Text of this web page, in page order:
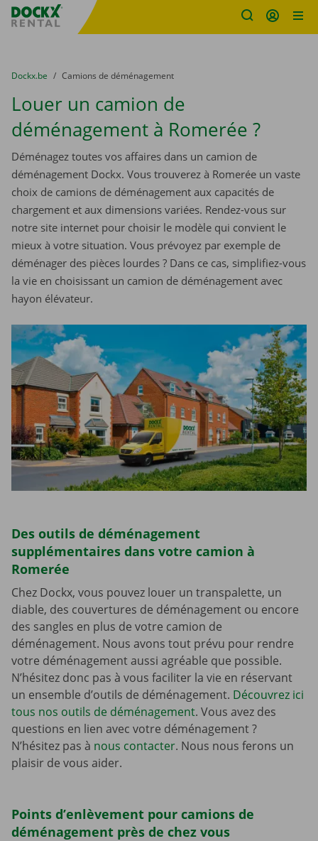
sitename
You are here:
du
Dockx.be to
Camions de déménagement
Louer un camion de
déménagement à Romerée ?
Déménagez toutes vos affaires dans un camion de
déménagement Dockx. Vous trouverez à Romerée un vaste
choix de camions de déménagement aux capacités de
chargement et aux dimensions variées. Rendez-vous sur
notre site internet pour choisir le modèle qui convient le
mieux à votre situation. Vous prévoyez par exemple de
déménager des pièces lourdes ? Dans ce cas, simplifiez-vous
la vie en choisissant un camion de déménagement avec
hayon élévateur.
Des outils de déménagement
supplémentaires dans votre camion à
Romerée
Chez Dockx, vous pouvez louer un transpalette, un
diable, des couvertures de déménagement ou encore
des sangles en plus de votre camion de
déménagement. Nous avons tout prévu pour rendre
votre déménagement aussi agréable que possible.
N’hésitez donc pas à vous faciliter la vie en réservant
un ensemble d’outils de déménagement. Découvrez ici
tous nos outils de déménagement. Vous avez des
questions en lien avec votre déménagement ?
N’hésitez pas à nous contacter. Nous nous ferons un
plaisir de vous aider.
Points d’enlèvement pour camions de
déménagement près de chez vous